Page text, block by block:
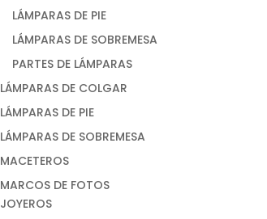
LÁMPARAS DE PIE
LÁMPARAS DE SOBREMESA
PARTES DE LÁMPARAS
LÁMPARAS DE COLGAR
LÁMPARAS DE PIE
LÁMPARAS DE SOBREMESA
MACETEROS
MARCOS DE FOTOS
JOYEROS